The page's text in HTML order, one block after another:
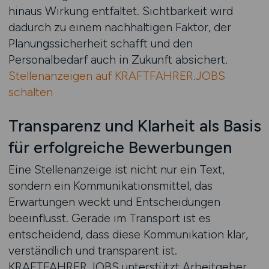
hinaus Wirkung entfaltet. Sichtbarkeit wird
dadurch zu einem nachhaltigen Faktor, der
Planungssicherheit schafft und den
Personalbedarf auch in Zukunft absichert.
Stellenanzeigen auf KRAFTFAHRER.JOBS
schalten
Transparenz und Klarheit als Basis
für erfolgreiche Bewerbungen
Eine Stellenanzeige ist nicht nur ein Text,
sondern ein Kommunikationsmittel, das
Erwartungen weckt und Entscheidungen
beeinflusst. Gerade im Transport ist es
entscheidend, dass diese Kommunikation klar,
verständlich und transparent ist.